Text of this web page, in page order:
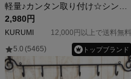
2,980円
KURUMI
12,000円以上で送料無料
5.0 (5465) トップブランド